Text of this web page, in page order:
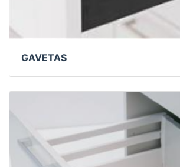
GAVETAS